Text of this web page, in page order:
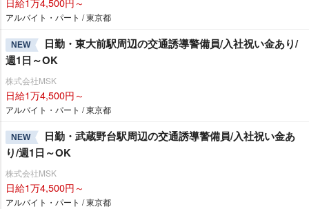
アルバイト・パート / 東京都
NEW
日勤・東大前駅周辺の交通誘導警備員/入社祝い金あり/
週1日～OK
株式会社MSK
日給1万4,500円～
アルバイト・パート / 東京都
NEW
日勤・武蔵野台駅周辺の交通誘導警備員/入社祝い金あ
り/週1日～OK
株式会社MSK
日給1万4,500円～
アルバイト・パート / 東京都